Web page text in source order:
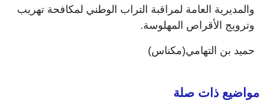
والمديرية العامة لمراقبة التراب الوطني لمكافحة تهريب
وترويج الأقراص المهلوسة.
حميد بن التهامي(مكناس)
مواضيع ذات صلة